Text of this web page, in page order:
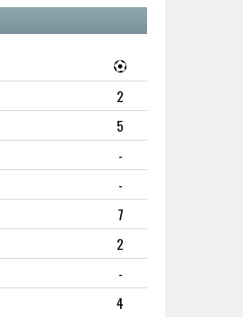
2
5
-
-
7
2
-
4